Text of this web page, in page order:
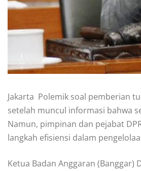
Jakarta  Polemik soal pemberian
setelah muncul informasi bahwa
Namun, pimpinan dan pejabat
langkah efisiensi dalam
Ketua Badan Anggaran (Banggar)